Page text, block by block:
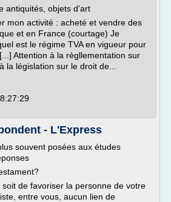
antiquités, objets d'art
mon activité : acheté et vendre des
et en France (courtage) Je
est le régime TVA en vigueur pour
Attention à la règllementation sur
la législation sur le droit de...
- L'Express
souvent posées aux études
de favoriser la personne de votre
entre vous, aucun lien de